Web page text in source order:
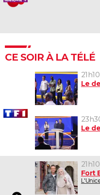
CE SOIR À LA TÉLÉ
21h10
Le
Le
21h10
Fort